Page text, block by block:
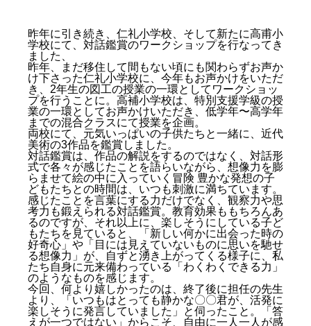
プライバシーポリシー
昨年に引き続き、仁礼小学校、そして新たに高甫小
学校にて、対話鑑賞のワークショップを行なってき
ました、
昨年、まだ移住して間もない頃にも関わらずお声か
け下さった仁礼小学校に、今年もお声かけをいただ
き、2年生の図工の授業の一環としてワークショッ
プを行うことに。高補小学校は、特別支援学級の授
業の一環としてお声かけいただき、低学年〜高学年
までの混合クラスにて授業を企画。
両校にて、元気いっぱいの子供たちと一緒に、近代
美術の3作品を鑑賞しました。
対話鑑賞は、作品の解説をするのではなく、対話形
式で各々が感じたことを語らいながら、想像力を膨
らませて絵の中に入っていく冒険 豊かな発想の子
どもたちとの時間は、いつも刺激に満ちています。
感じたことを言葉にする力だけでなく、観察力や思
考力も鍛えられる対話鑑賞。教育効果ももちろんあ
るのですが、それ以上に、楽しそうにしている子ど
もたちを見ていると、「新しい何かに出会った時の
好奇心」や「目には見えていないものに思いを馳せ
る想像力」が、自ずと湧き上がってくる様子に、私
たち自身に元来備わっている「わくわくできる力」
のようなものを感じます。
今回、何より嬉しかったのは、終了後に担任の先生
より、「いつもはとっても静かな〇〇君が、活発に
楽しそうに発言していました」と伺ったこと。「答
えが一つではない」からこそ、自由に一人一人が感